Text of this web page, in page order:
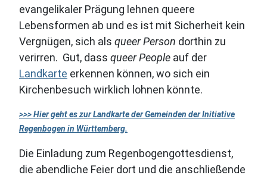
evangelikaler Prägung lehnen queere
Lebensformen ab und es ist mit Sicherheit kein
Vergnügen, sich als queer Person dorthin zu
verirren. Gut, dass queer People auf der
Landkarte erkennen können, wo sich ein
Kirchenbesuch wirklich lohnen könnte.
>>> Hier geht es zur Landkarte der Gemeinden der Initiative
Regenbogen in Württemberg.
Die Einladung zum Regenbogengottesdienst,
die abendliche Feier dort und die anschließende